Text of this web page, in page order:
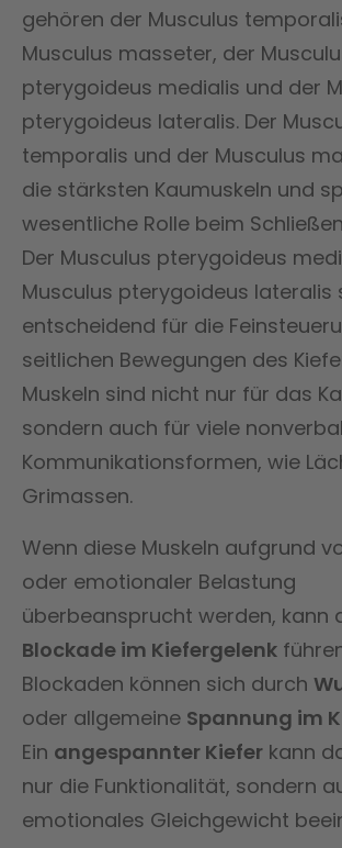
gehören der Musculus
Musculus masseter, der
pterygoideus medialis und der
pterygoideus lateralis. Der
temporalis und der Musculus
die stärksten Kaumuskeln und
wesentliche Rolle beim
Der Musculus pterygoideus
Musculus pterygoideus lateralis
entscheidend für die
seitlichen Bewegungen des
Muskeln sind nicht nur für das
sondern auch für viele
Kommunikationsformen, wie
Grimassen.
Wenn diese Muskeln aufgrund
oder emotionaler Belastung
überbeansprucht werden, kann
Blockade im Kiefergelenk
Blockaden können sich durch
oder allgemeine Spannung im
Ein angespannter Kiefer kann
nur die Funktionalität, sondern
emotionales Gleichgewicht